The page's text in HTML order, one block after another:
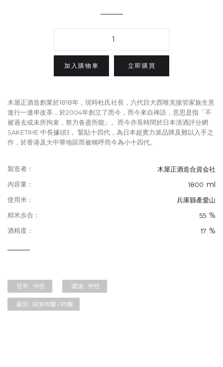
立即購買
木屋正酒造創業於1818年，現時杜氏社長，六代目大西唯克接管家族生意
進行一連串改革，於2004年創立了而今，而今來自禅語，意思是指「不
被過去或未所拘束，努力各盡所能」。而今亦長時間於日本清酒評分網
SAKETIME 中長據頭3， 緊貼十四代，為日本超實力派品牌及難以入手之
作，於香港及大中華地區而被稱呼而今為小十四代。
製造者： 木屋正酒造合資会社
內容量： 1800 ml
使用米： 兵庫縣產愛山
精米歩合： 55 %
酒精度： 17 %
甘辛: 中性 濃淡: 中性
級別: 純米吟釀 / 吟釀